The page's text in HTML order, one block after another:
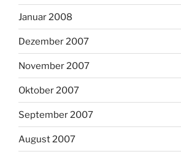
Januar 2008
Dezember 2007
November 2007
Oktober 2007
September 2007
August 2007